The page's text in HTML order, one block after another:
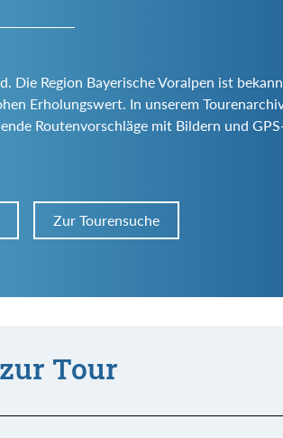
Die Region Bayerische Voralpen ist
Erholungswert. In unserem
Routenvorschläge mit Bildern und
Zur Tourensuche
Tour